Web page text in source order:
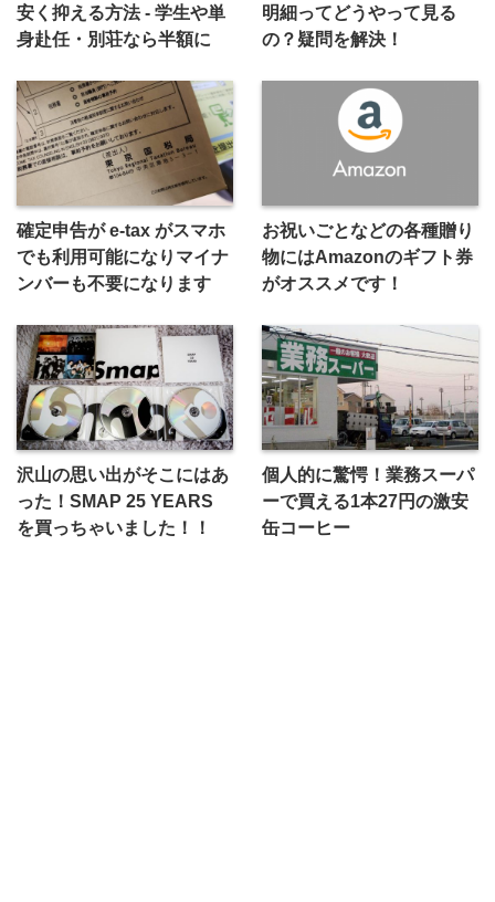
安く抑える方法 - 学生や単
身赴任・別荘なら半額に
明細ってどうやって見る
の？疑問を解決！
確定申告が e-tax がスマホ
でも利用可能になりマイナ
ンバーも不要になります
お祝いごとなどの各種贈り
物にはAmazonのギフト券
がオススメです！
沢山の思い出がそこにはあ
った！SMAP 25 YEARS
を買っちゃいました！！
個人的に驚愕！業務スーパ
ーで買える1本27円の激安
缶コーヒー